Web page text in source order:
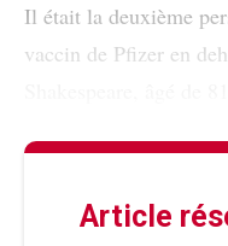
Il était la deuxième
vaccin de Pfizer en
Article